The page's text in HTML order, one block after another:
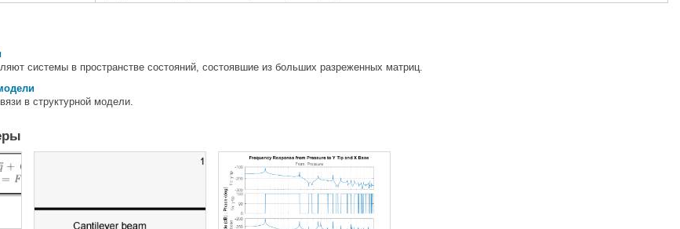
системы в пространстве состояний, состоявшие из больших разреженных матриц.
в структурной модели.